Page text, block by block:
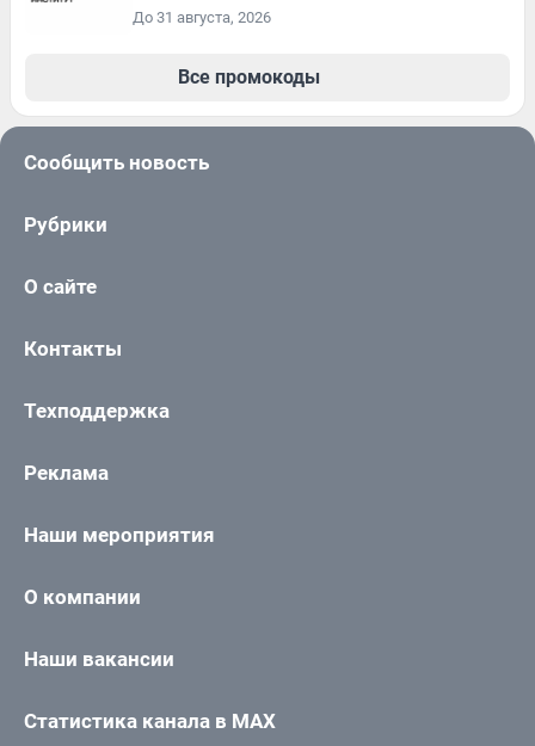
До 31 августа, 2026
Все промокоды
Сообщить новость
Рубрики
О сайте
Контакты
Техподдержка
Реклама
Наши мероприятия
О компании
Наши вакансии
Статистика канала в MAX